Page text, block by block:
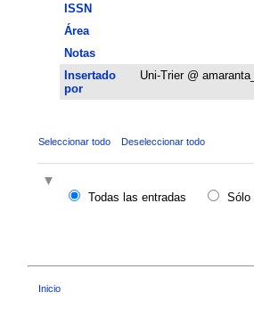
ISSN
Área
Notas
Insertado
por
Uni-Trier @
Seleccionar todo Deseleccionar todo
Todas las entradas
Sólo
Inicio